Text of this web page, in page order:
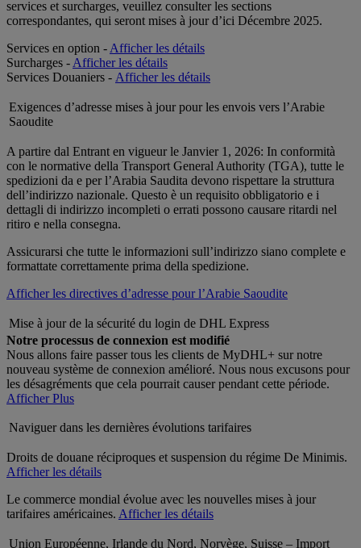
services et surcharges, veuillez consulter les sections
correspondantes, qui seront mises à jour d’ici Décembre 2025.
Services en option -Afficher les détails
Surcharges -Afficher les détails
Services Douaniers - Afficher les détails
Exigences d’adresse mises à jour pour les envois vers l’Arabie
Saoudite
A partire dal Entrant en vigueur le Janvier 1, 2026: In conformità
con le normative della Transport General Authority (TGA), tutte le
spedizioni da e per l’Arabia Saudita devono rispettare la struttura
dell’indirizzo nazionale. Questo è un requisito obbligatorio e i
dettagli di indirizzo incompleti o errati possono causare ritardi nel
ritiro e nella consegna.
Assicurarsi che tutte le informazioni sull’indirizzo siano complete e
formattate correttamente prima della spedizione.
Afficher les directives d’adresse pour l’Arabie Saoudite
Mise à jour de la sécurité du login de DHL Express
Notre processus de connexion est modifié
Nous allons faire passer tous les clients de MyDHL+ sur notre
nouveau système de connexion amélioré. Nous nous excusons pour
les désagréments que cela pourrait causer pendant cette période.
Afficher Plus
Naviguer dans les dernières évolutions tarifaires
Droits de douane réciproques et suspension du régime De Minimis.
Afficher les détails
Le commerce mondial évolue avec les nouvelles mises à jour
tarifaires américaines. Afficher les détails
Union Européenne, Irlande du Nord, Norvège, Suisse – Import